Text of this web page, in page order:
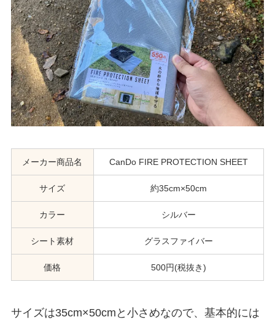
メーカー商品名 CanDo FIRE PROTECTION SHEET
サイズ 約35cm×50cm
カラー シルバー
シート素材 グラスファイバー
価格 500円(税抜き)
サイズは35cm×50cmと小さめなので、基本的には